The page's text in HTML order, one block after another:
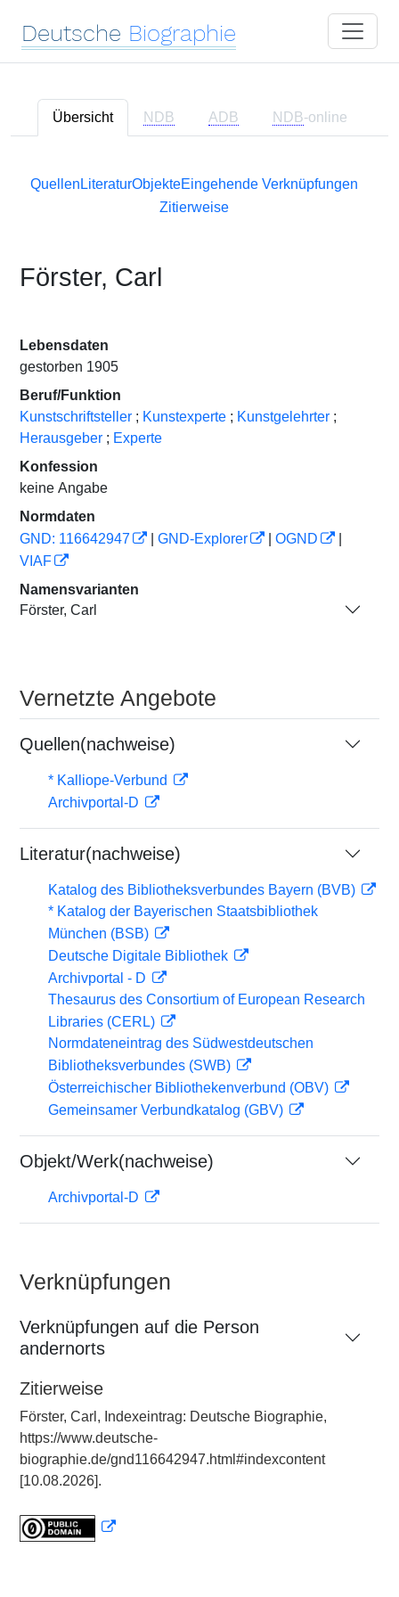
Deutsche Biographie
Übersicht NDB ADB NDB-online
Quellen LiteraturObjekteEingehende Verknüpfungen
Zitierweise
Förster, Carl
Lebensdaten
gestorben 1905
Beruf/Funktion
Kunstschriftsteller ; Kunstexperte ; Kunstgelehrter ;
Herausgeber ; Experte
Konfession
keine Angabe
Normdaten
GND: 116642947
GND-Explorer OGND
VIAF
Namensvarianten
Förster, Carl
Vernetzte Angebote
Quellen(nachweise)
* Kalliope-Verbund
Archivportal-D
Literatur(nachweise)
Katalog des Bibliotheksverbundes Bayern (BVB)
* Katalog der Bayerischen Staatsbibliothek
München (BSB)
Deutsche Digitale Bibliothek
Archivportal - D
Thesaurus des Consortium of European Research
Libraries (CERL)
Normdateneintrag des Südwestdeutschen
Bibliotheksverbundes (SWB)
Österreichischer Bibliothekenverbund (OBV)
Gemeinsamer Verbundkatalog (GBV)
Objekt/Werk(nachweise)
Archivportal-D
Verknüpfungen
Verknüpfungen auf die Person
andernorts
Zitierweise
Förster, Carl, Indexeintrag: Deutsche Biographie,
https://www.deutsche-
biographie.de/gnd116642947.html#indexcontent
[10.08.2026].